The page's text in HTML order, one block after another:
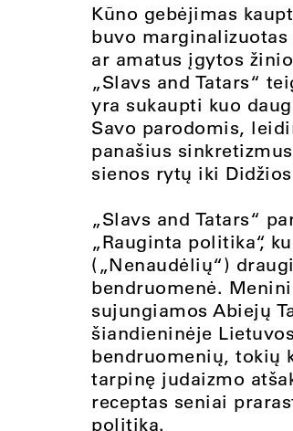
Kūno gebėjimas
buvo
ar amatus įgytos
„Slavs and Tatars“
yra sukaupti kuo
Savo parodomis,
panašius
sienos rytų iki
„Slavs and Tatars“
„Rauginta politika“,
(„Nenaudėlių“)
bendruomenė.
sujungiamos Abiejų
šiandieninėje
bendruomenių, tokių
tarpinę judaizmo
receptas seniai
politiką.